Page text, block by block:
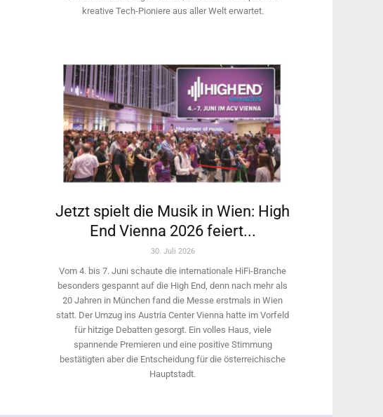
kreative Tech-Pioniere aus aller Welt erwartet.
Jetzt spielt die Musik in Wien: High
End Vienna 2026 feiert...
30. Juli 2026
Vom 4. bis 7. Juni schaute die internationale HiFi-Branche
besonders gespannt auf die High End, denn nach mehr als
20 Jahren in München fand die Messe erstmals in Wien
statt. Der Umzug ins Austria Center Vienna hatte im Vorfeld
für hitzige Debatten gesorgt. Ein volles Haus, viele
spannende Premieren und eine positive Stimmung
bestätigten aber die Entscheidung für die österreichische
Hauptstadt.